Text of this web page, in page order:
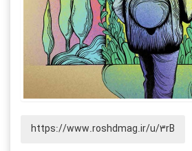
https://www.roshdmag.ir/u/3rB